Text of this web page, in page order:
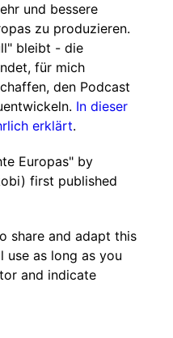
und bessere
zu produzieren.
bleibt - die
für mich
den Podcast
In dieser
erklärt.
Europas" by
first published
share and adapt this
use as long as you
and indicate